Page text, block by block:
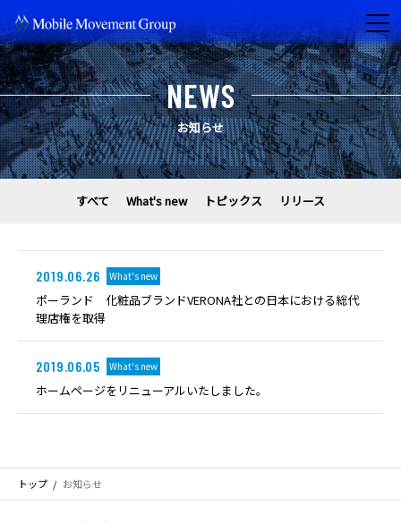
NEWS
お知らせ
すべて What's new トピックス リリース
2019.06.26 What's new
ポーランド 化粧品ブランドVERONA社との日本における総代
理店権を取得
2019.06.05 What's new
ホームページをリニューアルいたしました。
トップ お知らせ